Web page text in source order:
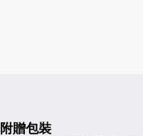
附贈包裝